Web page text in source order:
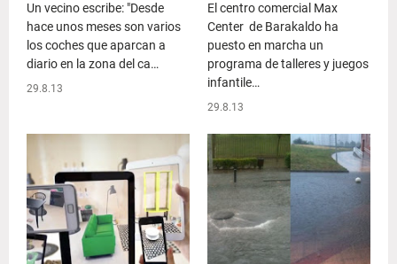
Un vecino escribe: "Desde
hace unos meses son varios
los coches que aparcan a
diario en la zona del ca…
29.8.13
El centro comercial Max
Center de Barakaldo ha
puesto en marcha un
programa de talleres y juegos
infantile…
29.8.13